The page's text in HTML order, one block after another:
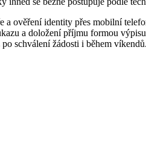
a ověření identity přes mobilní
a doložení příjmu formou
schválení žádosti i během víkendů.